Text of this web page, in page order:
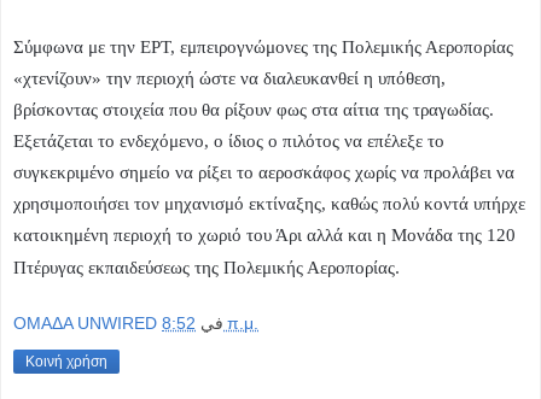
Σύμφωνα με την ΕΡΤ, εμπειρογνώμονες της Πολεμικής Αεροπορίας
«χτενίζουν» την περιοχή ώστε να διαλευκανθεί η υπόθεση,
βρίσκοντας στοιχεία που θα ρίξουν φως στα αίτια της τραγωδίας.
Εξετάζεται το ενδεχόμενο, ο ίδιος ο πιλότος να επέλεξε το
συγκεκριμένο σημείο να ρίξει το αεροσκάφος χωρίς να προλάβει να
χρησιμοποιήσει τον μηχανισμό εκτίναξης, καθώς πολύ κοντά υπήρχε
κατοικημένη περιοχή το χωριό του Άρι αλλά και η Μονάδα της 120
Πτέρυγας εκπαιδεύσεως της Πολεμικής Αεροπορίας.
OMAΔΑ UNWIRED في 8:52 π.μ.
Κοινή χρήση